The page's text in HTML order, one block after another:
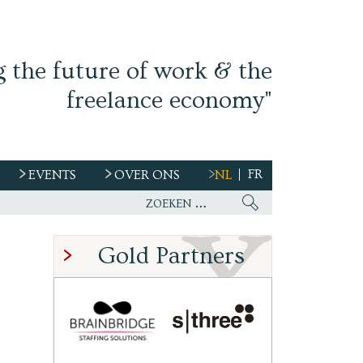
the future of work & the
freelance economy"
EVENTS OVER ONS NL FR
Gold Partners